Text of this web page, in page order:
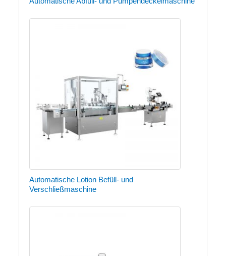
Automatische Lotion Befüll- und
Verschließmaschine